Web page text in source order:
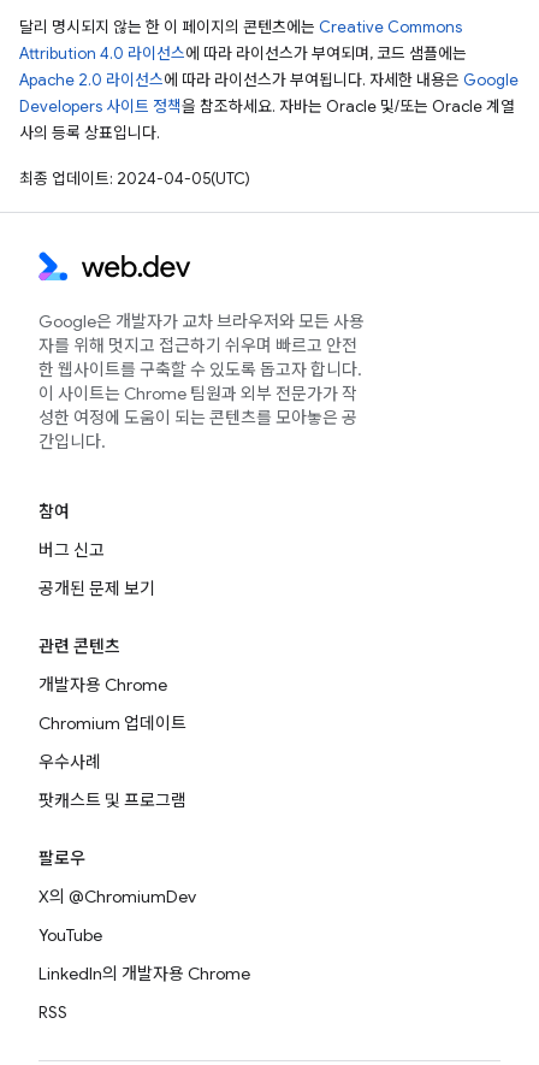
달리 명시되지 않는 한 이 페이지의 콘텐츠에는 Creative Commons
Attribution 4.0 라이선스에 따라 라이선스가 부여되며, 코드 샘플에는
Apache 2.0 라이선스에 따라 라이선스가 부여됩니다. 자세한 내용은 Google
Developers 사이트 정책을 참조하세요. 자바는 Oracle 및/또는 Oracle 계열
사의 등록 상표입니다.
최종 업데이트: 2024-04-05(UTC)
Google은 개발자가 교차 브라우저와 모든 사용
자를 위해 멋지고 접근하기 쉬우며 빠르고 안전
한 웹사이트를 구축할 수 있도록 돕고자 합니다.
이 사이트는 Chrome 팀원과 외부 전문가가 작
성한 여정에 도움이 되는 콘텐츠를 모아놓은 공
간입니다.
참여
버그 신고
공개된 문제 보기
관련 콘텐츠
개발자용 Chrome
Chromium 업데이트
우수사례
팟캐스트 및 프로그램
팔로우
X의 @ChromiumDev
YouTube
LinkedIn의 개발자용 Chrome
RSS